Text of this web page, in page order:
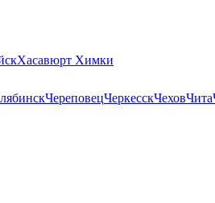
Хасавюрт Химки
ЧереповецЧеркесскЧеховЧита